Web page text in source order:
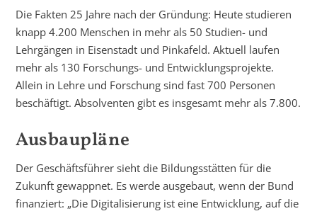
Die Fakten 25 Jahre nach der Gründung: Heute studieren
knapp 4.200 Menschen in mehr als 50 Studien- und
Lehrgängen in Eisenstadt und Pinkafeld. Aktuell laufen
mehr als 130 Forschungs- und Entwicklungsprojekte.
Allein in Lehre und Forschung sind fast 700 Personen
beschäftigt. Absolventen gibt es insgesamt mehr als 7.800.
Ausbaupläne
Der Geschäftsführer sieht die Bildungsstätten für die
Zukunft gewappnet. Es werde ausgebaut, wenn der Bund
finanziert: „Die Digitalisierung ist eine Entwicklung, auf die